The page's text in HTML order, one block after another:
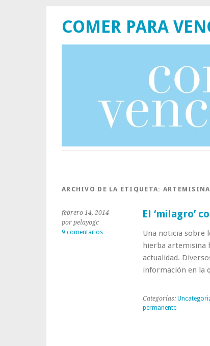
COMER PARA
ARCHIVO DE LA ETIQUETA: ARTEMISINA
febrero 14, 2014
por pelayogc
9 comentarios
El ‘milagro’
Una noticia sobre
hierba artemisina
actualidad.
información en la
Categorías:
permanente